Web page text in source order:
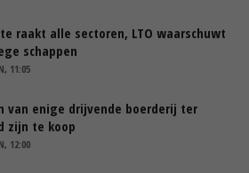
raakt alle sectoren, LTO waarschuwt
schappen
11:05
van enige drijvende boerderij ter
zijn te koop
12:00